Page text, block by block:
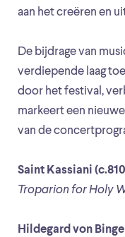
aan het creëren en
De bijdrage van
verdiepende laag
door het festival,
markeert een
van de
Saint Kassiani
Troparion for Holy
Hildegard von